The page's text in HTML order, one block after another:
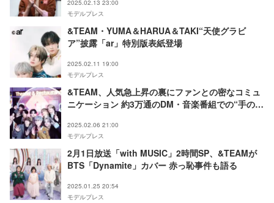
2025.02.13 23:00
モデルプレス
&TEAM・YUMA＆HARUA＆TAKI“天使グラビ
ア”披露「ar」特別版表紙登場
2025.02.11 19:00
モデルプレス
&TEAM、人気急上昇の裏にファンとの密なコミュ
ニケーション 約3万通のDM・音楽番組での“手のひ
2025.02.06 21:00
モデルプレス
2月1日放送「with MUSIC」2時間SP、&TEAMが
BTS「Dynamite」カバー 赤っ恥事件も語る
2025.01.25 20:54
モデルプレス